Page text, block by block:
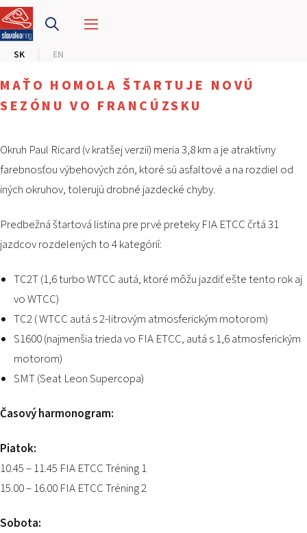
SK EN
PRETEKÁRSKY OKRUH
MOTOKÁRY
CENTRUM BEZPEČNEJ JAZDY
KALENDÁR
EN
MAPA STRÁNKY
E-SHOP A VSTUPENKY
PRE FIRMY
PODUJATIA 2026
KONTAKTY
MAŤO HOMOLA ŠTARTUJE NOVÚ
SEZÓNU VO FRANCÚZSKU
Okruh Paul Ricard (v kratšej verzii) meria 3,8 km a je atraktívny
farebnosťou výbehových zón, ktoré sú asfaltové a na rozdiel od
iných okruhov, tolerujú drobné jazdecké chyby.
Predbežná štartová listina pre prvé preteky FIA ETCC črtá 31
jazdcov rozdelených to 4 kategórií:
TC2T (1,6 turbo WTCC autá, ktoré môžu jazdiť ešte tento rok aj
vo WTCC)
TC2 ( WTCC autá s 2-litrovým atmosferickým motorom)
S1600 (najmenšia trieda vo FIA ETCC, autá s 1,6 atmosferickým
motorom)
SMT (Seat Leon Supercopa)
Časový harmonogram:
Piatok:
10.45 – 11.45 FIA ETCC Tréning 1
15.00 – 16.00 FIA ETCC Tréning 2
Sobota: